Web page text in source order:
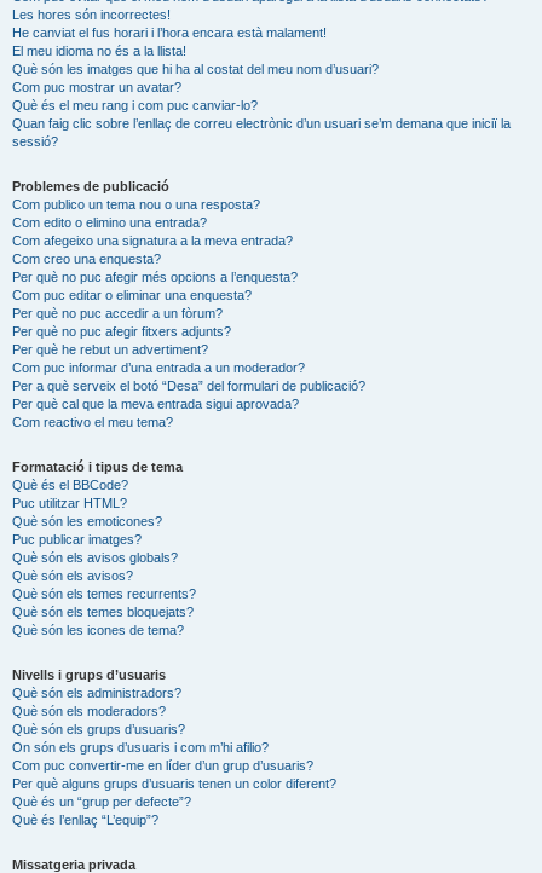
Les hores són incorrectes!
He canviat el fus horari i l’hora encara està malament!
El meu idioma no és a la llista!
Què són les imatges que hi ha al costat del meu nom d’usuari?
Com puc mostrar un avatar?
Què és el meu rang i com puc canviar-lo?
Quan faig clic sobre l’enllaç de correu electrònic d’un usuari se’m demana que iniciï la
sessió?
Problemes de publicació
Com publico un tema nou o una resposta?
Com edito o elimino una entrada?
Com afegeixo una signatura a la meva entrada?
Com creo una enquesta?
Per què no puc afegir més opcions a l’enquesta?
Com puc editar o eliminar una enquesta?
Per què no puc accedir a un fòrum?
Per què no puc afegir fitxers adjunts?
Per què he rebut un advertiment?
Com puc informar d’una entrada a un moderador?
Per a què serveix el botó “Desa” del formulari de publicació?
Per què cal que la meva entrada sigui aprovada?
Com reactivo el meu tema?
Formatació i tipus de tema
Què és el BBCode?
Puc utilitzar HTML?
Què són les emoticones?
Puc publicar imatges?
Què són els avisos globals?
Què són els avisos?
Què són els temes recurrents?
Què són els temes bloquejats?
Què són les icones de tema?
Nivells i grups d’usuaris
Què són els administradors?
Què són els moderadors?
Què són els grups d’usuaris?
On són els grups d’usuaris i com m’hi afilio?
Com puc convertir-me en líder d’un grup d’usuaris?
Per què alguns grups d’usuaris tenen un color diferent?
Què és un “grup per defecte”?
Què és l’enllaç “L’equip”?
Missatgeria privada